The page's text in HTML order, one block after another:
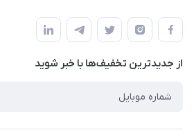
املاک مدنی - نوساز شاپ
لیست محصولات
درباره ما
قوانین و مقررات
حریم خصوصی
راهنما
پرسش های متداول
از جدید‌ترین تخفیف‌ها با‌ خبر شوید